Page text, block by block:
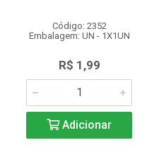
Código: 2352
Embalagem: UN - 1X1UN
R$ 1,99
Adicionar